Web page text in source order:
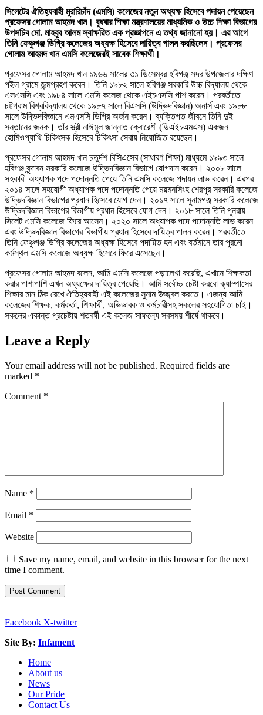
সিলেটের ঐতিহ্যবাহী মুরারিচাঁদ (এমসি) কলেজের নতুন অধ্যক্ষ হিসেবে পদায়ন পেয়েছেন
প্রফেসর গোলাম আহমদ খান। বুধবার শিক্ষা মন্ত্রণালয়ের মাধ্যমিক ও উচ্চ শিক্ষা বিভাগের
উপসচিব মো. মাহবুব আলম স্বাক্ষরিত এক প্রজ্ঞাপনে এ তথ্য জানানো হয়। এর আগে
তিনি ফেঞ্চুগঞ্জ ডিগ্রি কলেজের অধ্যক্ষ হিসেবে দায়িত্ব পালন করছিলেন। প্রফেসর
গোলাম আহমদ খান এমসি কলেজেরই সাবেক শিক্ষার্থী।
প্রফেসর গোলাম আহমদ খান ১৯৬৬ সালের ৩১ ডিসেম্বর হবিগঞ্জ সদর উপজেলার দক্ষিণ
পইল গ্রামে জন্মগ্রহণ করেন। তিনি ১৯৮২ সালে হবিগঞ্জ সরকারি উচ্চ বিদ্যালয় থেকে
এসএসসি এবং ১৯৮৪ সালে এমসি কলেজ থেকে এইচএসসি পাশ করেন। পরবর্তীতে
চট্টগ্রাম বিশ্ববিদ্যালয় থেকে ১৯৮৭ সালে বিএসসি (উদ্ভিদবিজ্ঞান) অনার্স এবং ১৯৮৮
সালে উদ্ভিদবিজ্ঞানে এমএসসি ডিগ্রি অর্জন করেন। ব্যক্তিগত জীবনে তিনি দুই
সন্তানের জনক। তাঁর স্ত্রী নাঈমুল জান্নাত ক্বোরেশী (ডিএইচএমএস) একজন
হোমিওপ্যাথি চিকিৎসক হিসেবে চিকিৎসা সেবায় নিয়োজিত রয়েছেন।
প্রফেসর গোলাম আহমদ খান চতুর্দশ বিসিএসের (সাধারণ শিক্ষা) মাধ্যমে ১৯৯৩ সালে
হবিগঞ্জ বৃন্দাবন সরকারি কলেজে উদ্ভিদবিজ্ঞান বিভাগে যোগদান করেন। ২০০৮ সালে
সহকারী অধ্যাপক পদে পদোন্নতি পেয়ে তিনি এমসি কলেজে পদায়ন লাভ করেন। এরপর
২০১৪ সালে সহযোগী অধ্যাপক পদে পদোন্নতি পেয়ে ময়মনসিংহ শেরপুর সরকারি কলেজে
উদ্ভিদবিজ্ঞান বিভাগের প্রধান হিসেবে যোগ দেন। ২০১৭ সালে সুনামগঞ্জ সরকারি কলেজে
উদ্ভিদবিজ্ঞান বিভাগের বিভাগীয় প্রধান হিসেবে যোগ দেন। ২০১৮ সালে তিনি পুনরায়
সিলেট এমসি কলেজে ফিরে আসেন। ২০২০ সালে অধ্যাপক পদে পদোন্নতি লাভ করেন
এবং উদ্ভিদবিজ্ঞান বিভাগের বিভাগীয় প্রধান হিসেবে দায়িত্ব পালন করেন। পরবর্তীতে
তিনি ফেঞ্চুগঞ্জ ডিগ্রি কলেজের অধ্যক্ষ হিসেবে পদায়িত হন এবং বর্তমানে তার পুরনো
কর্মস্থল এমসি কলেজে অধ্যক্ষ হিসেবে ফিরে এসেছেন।
প্রফেসর গোলাম আহমদ বলেন, আমি এমসি কলেজে পড়ালেখা করেছি, এখানে শিক্ষকতা
করার পাশাপাশি এখন অধ্যক্ষের দায়িত্ব পেয়েছি। আমি সর্বোচ্চ চেষ্টা করবো ক্যাম্পাসের
শিক্ষার মান ঠিক রেখে ঐতিহ্যবাহী এই কলেজের সুনাম উজ্জ্বল করতে। এজন্য আমি
কলেজের শিক্ষক, কর্মকর্তা, শিক্ষার্থী, অভিভাবক ও কর্মচারীসহ সকলের সহযোগিতা চাই।
সকলের একান্ত প্রচেষ্টায় শতবর্ষী এই কলেজ সাফল্যে সবসময় শীর্ষে থাকবে।
Leave a Reply
Your email address will not be published. Required fields are
marked *
Comment *
Name *
Email *
Website
Save my name, email, and website in this browser for the next
time I comment.
Facebook X-twitter
Site By: Infament
Home
About us
News
Our Pride
Contact Us